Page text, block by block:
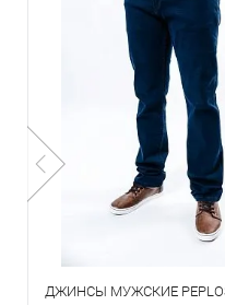
ДЖИНСЫ МУЖСКИЕ